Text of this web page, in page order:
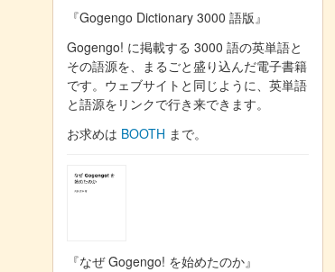
『Gogengo Dictionary 3000 語版』
Gogengo! に掲載する 3000 語の英単語と
その語源を、まるごと盛り込んだ電子書籍
です。ウェブサイトと同じように、英単語
と語源をリンクで行き来できます。
お求めは BOOTH まで。
『なぜ Gogengo! を始めたのか』